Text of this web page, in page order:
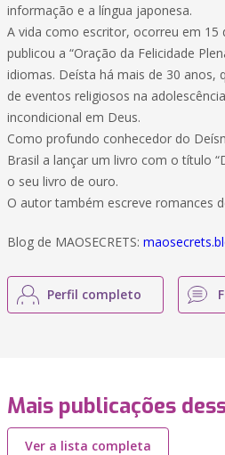
informação e a língua japonesa.
A vida como escritor, ocorreu em 15
publicou a “Oração da Felicidade
idiomas. Deísta há mais de 30 anos,
de eventos religiosos na
incondicional em Deus.
Como profundo conhecedor do
Brasil a lançar um livro com o título
o seu livro de ouro.
O autor também escreve romances
Blog de MAOSECRETS:
Perfil completo
Mais publicações
Ver a lista completa